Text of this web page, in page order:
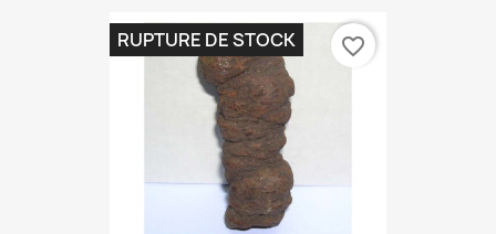
RUPTURE DE STOCK favorite_border